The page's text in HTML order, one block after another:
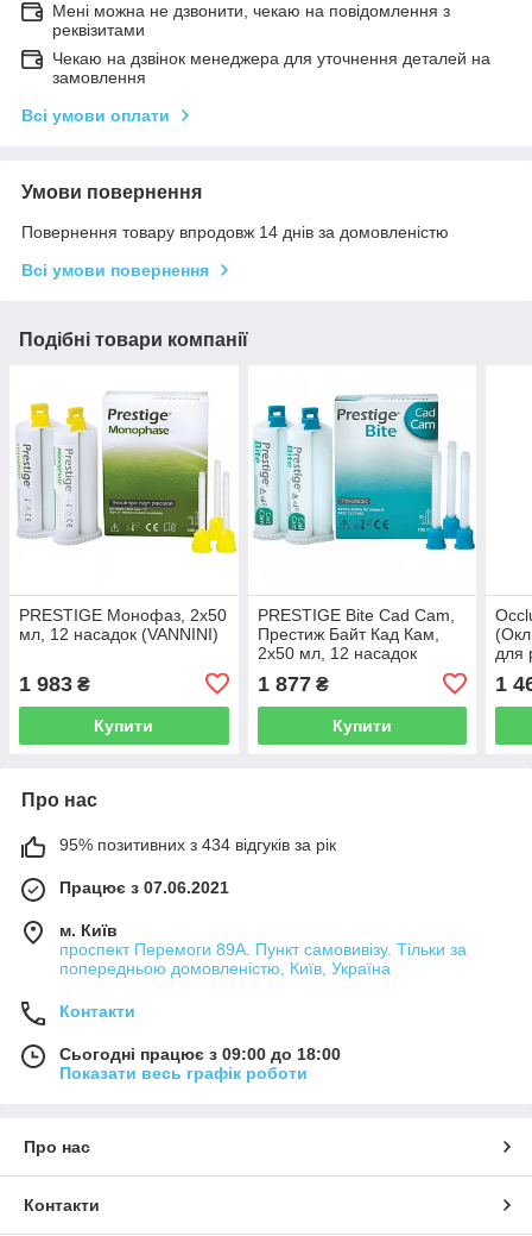
Мені можна не дзвонити, чекаю на повідомлення з
реквізитами
Чекаю на дзвінок менеджера для уточнення деталей на
замовлення
Всі умови оплати
Умови повернення
Повернення товару впродовж 14 днів за домовленістю
Всі умови повернення
Подібні товари компанії
PRESTIGE Монофаз, 2х50
мл, 12 насадок (VANNINI)
1 983 ₴
Купити
PRESTIGE Bite Cad Cam,
Престиж Байт Кад Кам,
2х50 мл, 12 насадок
1 877₴
Купити
для
1
Про нас
95% позитивних з 434 відгуків за рік
Працює з 07.06.2021
м. Київ
проспект Перемоги 89А. Пункт самовивізу. Тільки за
попередньою домовленістю, Київ, Україна
Контакти
Сьогодні працює з 09:00 до 18:00
Показати весь графік роботи
Про нас
Контакти